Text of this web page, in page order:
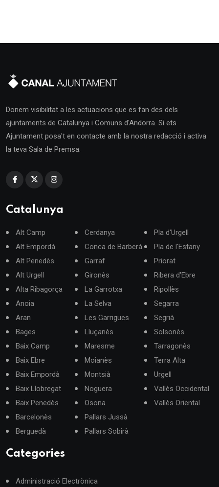
Donem visibilitat a les actuacions que es fan des dels
ajuntaments de Catalunya i Comuns d'Andorra. Si ets
Ajuntament posa't en contacte amb la nostra redacció i activa
la teva Sala de Premsa.
Catalunya
Alt Camp
Alt Empordà
Alt Penedès
Alt Urgell
Alta Ribagorça
Anoia
Aran
Bages
Baix Camp
Baix Ebre
Baix Empordà
Baix Llobregat
Baix Penedès
Barcelonès
Berguedà
Cerdanya
Conca de Barberà
Garraf
Gironès
La Garrotxa
La Selva
Les Garrigues
Lluçanès
Maresme
Moianès
Montsià
Noguera
Osona
Pallars Jussà
Pallars Sobirà
Pla d'Urgell
Pla de l'Estany
Priorat
Ribera d'Ebre
Ripollès
Segarra
Segrià
Solsonès
Tarragonès
Terra Alta
Urgell
Vallès Occidental
Vallès Oriental
Categories
Administració Electrònica